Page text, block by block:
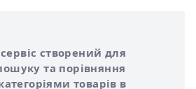
створений для
та порівняння
товарів в